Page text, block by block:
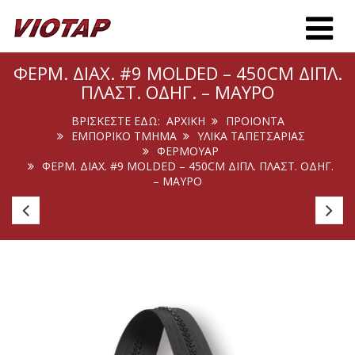
Toggle
ΦΕΡΜ. ΔΙΑΧ. #9 MOLDED – 450CM ΔΙΠΛ.
ΠΛΑΣΤ. ΟΔΗΓ. – ΜΑΎΡΟ
ΒΡΊΣΚΕΣΤΕ ΕΔΏ: ΑΡΧΙΚΉ
ΠΡΟΙΟΝΤΑ
ΕΜΠΟΡΙΚΟ ΤΜΗΜΑ
ΥΛΙΚΑ ΤΑΠΕΤΣΑΡΙΑΣ
ΦΕΡΜΟΥΆΡ
ΦΕΡΜ. ΔΙΑΧ. #9 MOLDED – 450CM ΔΙΠΛ. ΠΛΑΣΤ. ΟΔΗΓ.
– ΜΑΎΡΟ
Οδηγός
Φερμ.